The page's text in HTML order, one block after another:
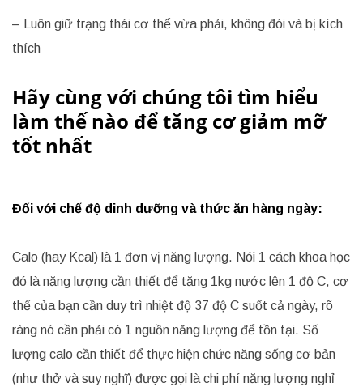
– Luôn giữ trạng thái cơ thể vừa phải, không đói và bị kích
thích
Hãy cùng với chúng tôi tìm hiểu
làm thế nào để tăng cơ giảm mỡ
tốt nhất
Đối với chế độ dinh dưỡng và thức ăn hàng ngày:
Calo (hay Kcal) là 1 đơn vị năng lượng. Nói 1 cách khoa học
đó là năng lượng cần thiết để tăng 1kg nước lên 1 độ C, cơ
thể của bạn cần duy trì nhiệt độ 37 độ C suốt cả ngày, rõ
ràng nó cần phải có 1 nguồn năng lượng để tồn tại. Số
lượng calo cần thiết để thực hiện chức năng sống cơ bản
(như thở và suy nghĩ) được gọi là chi phí năng lượng nghỉ